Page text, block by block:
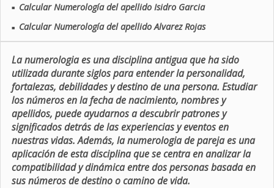
■ Calcular Numerología del apellido Isidro Garcia
■ Calcular Numerología del apellido Alvarez Rojas
La numerologia es una disciplina antigua que ha sido
utilizada durante siglos para entender la personalidad,
fortalezas, debilidades y destino de una persona. Estudiar
los números en la fecha de nacimiento, nombres y
apellidos, puede ayudarnos a descubrir patrones y
significados detrás de las experiencias y eventos en
nuestras vidas. Además, la numerologia de pareja es una
aplicación de esta disciplina que se centra en analizar la
compatibilidad y dinámica entre dos personas basada en
sus números de destino o camino de vida.